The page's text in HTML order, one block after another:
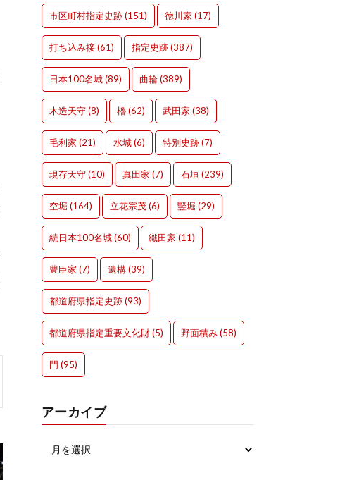
市区町村指定史跡(151) 徳川家 (17)
打ち込み接(61) 指定史跡(387)
日本100名城(89) 曲輪(389)
木造天守(8) 櫓(62) 武田家 (38)
毛利家 (21) 水城(6) 特別史跡(7)
現存天守(10) 真田家 (7) 石垣 (239)
空堀 (164) 立花宗茂(6) 竪堀 (29)
続日本100名城(60) 織田家 (11)
豊臣家 (7) 遺構(39)
都道府県指定史跡(93)
都道府県指定重要文化財(5) 野面積み(58)
門 (95)
アーカイブ